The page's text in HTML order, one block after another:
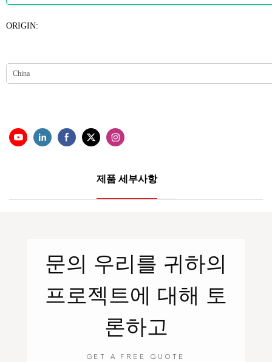
ORIGIN:
제품 세부사항
문의 우리를 귀하의
프로젝트에 대해 토
론하고
GET A FREE QUOTE